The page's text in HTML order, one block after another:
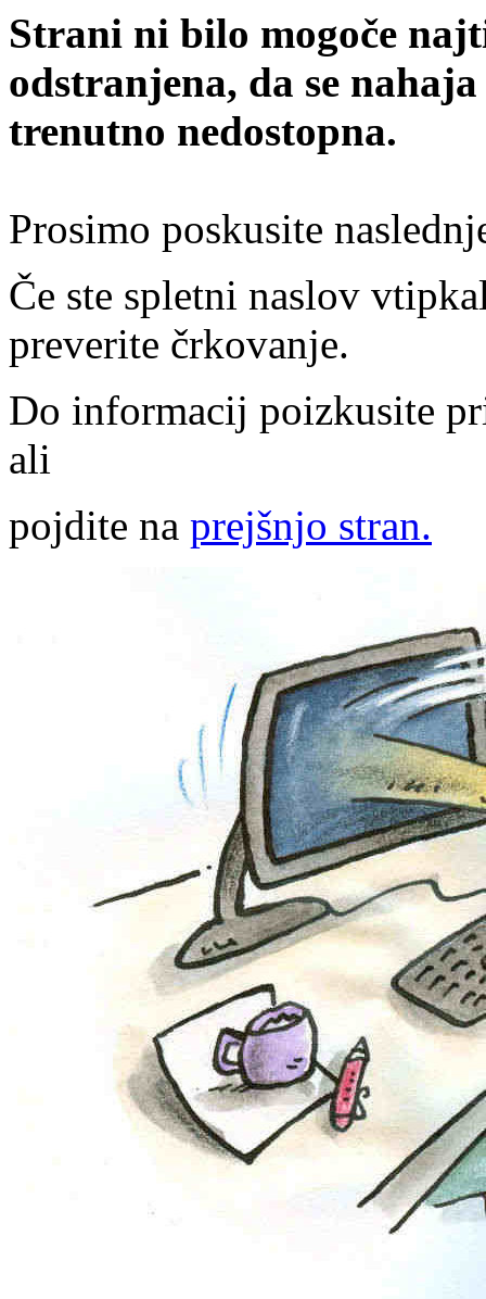
Strani ni bilo mogoče
odstranjena, da se
trenutno nedostopna.
Prosimo poskusite
Če ste spletni naslov
preverite črkovanje.
Do informacij poizkusite
ali
pojdite na prejšnjo stran.